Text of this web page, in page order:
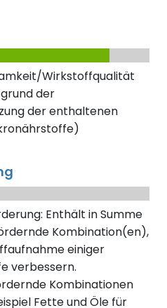
Wirkstoffqualität
der
der enthaltenen
Enthält in Summe
Kombination(en),
einiger
verbessern.
Kombinationen
Fette und Öle für